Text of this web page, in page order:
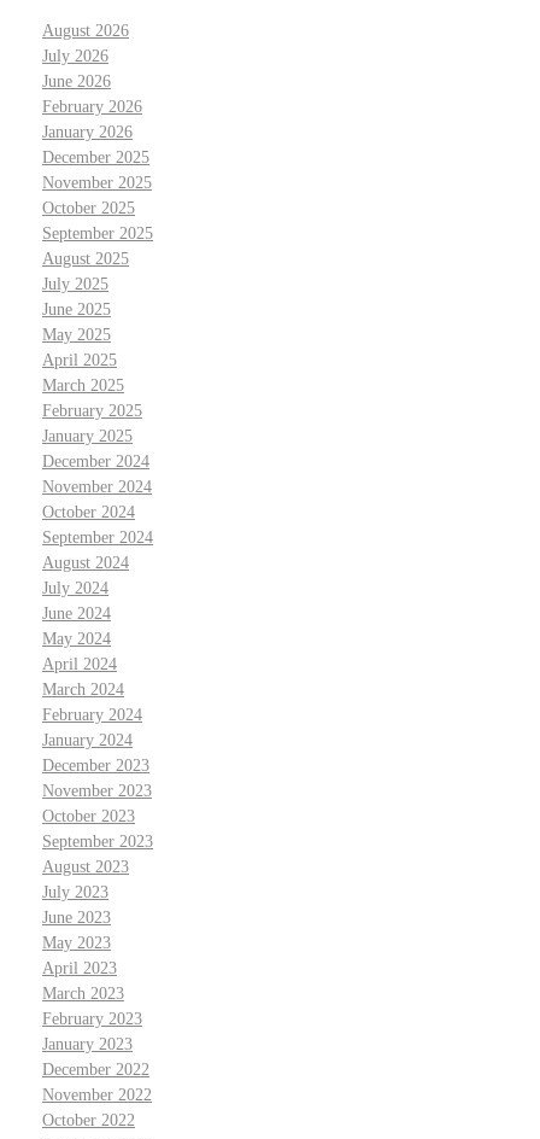
August 2026
July 2026
June 2026
February 2026
January 2026
December 2025
November 2025
October 2025
September 2025
August 2025
July 2025
June 2025
May 2025
April 2025
March 2025
February 2025
January 2025
December 2024
November 2024
October 2024
September 2024
August 2024
July 2024
June 2024
May 2024
April 2024
March 2024
February 2024
January 2024
December 2023
November 2023
October 2023
September 2023
August 2023
July 2023
June 2023
May 2023
April 2023
March 2023
February 2023
January 2023
December 2022
November 2022
October 2022